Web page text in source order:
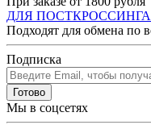
ДЛЯ ПОСТКРОССИНГА
Подходят для обмена по
Подписка
Готово
Мы в соцсетях